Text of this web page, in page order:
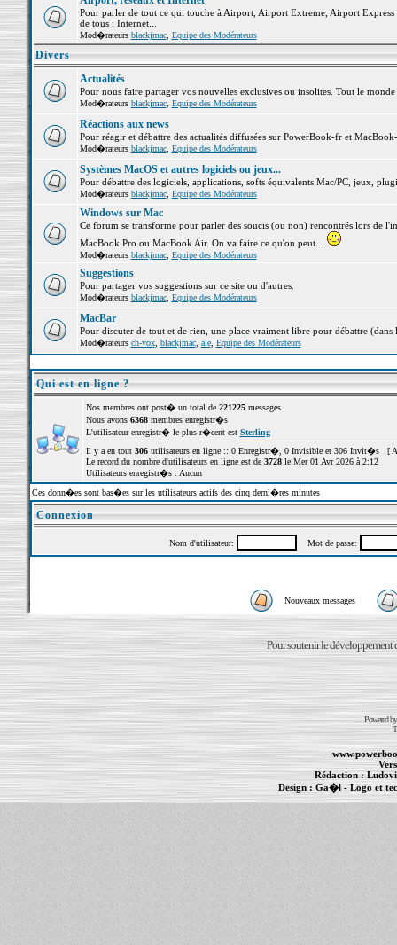
Pour parler de tout ce qui touche à Airport, Airport Extreme, Airport
de tous : Internet...
Mod�rateurs blackjmac, Equipe des Modérateurs
Divers
Actualités
Pour nous faire partager vos nouvelles exclusives ou insolites. Tout le
Mod�rateurs blackjmac, Equipe des Modérateurs
Réactions aux news
Pour réagir et débattre des actualités diffusées sur PowerBook-fr et
Mod�rateurs blackjmac, Equipe des Modérateurs
Systèmes MacOS et autres logiciels ou jeux...
Pour débattre des logiciels, applications, softs équivalents Mac/PC, jeux,
Mod�rateurs blackjmac, Equipe des Modérateurs
Windows sur Mac
Ce forum se transforme pour parler des soucis (ou non) rencontrés lors de
MacBook Pro ou MacBook Air. On va faire ce qu'on peut...
Mod�rateurs blackjmac, Equipe des Modérateurs
Suggestions
Pour partager vos suggestions sur ce site ou d'autres.
Mod�rateurs blackjmac, Equipe des Modérateurs
MacBar
Pour discuter de tout et de rien, une place vraiment libre pour débattre (dans
Mod�rateurs ch-vox, blackjmac, ale, Equipe des Modérateurs
Qui est en ligne ?
Nos membres ont post� un total de 221225messages
Nous avons 6368membres enregistr�s
L'utilisateur enregistr� le plus r�cent est Sterling
Il y a en tout 306utilisateurs en ligne :: 0 Enregistr�, 0 Invisible et 306 Invit�s [
Le record du nombre d'utilisateurs en ligne est de 3728le Mer 01 Avr 2026 à 2:12
Utilisateurs enregistr�s : Aucun
Ces donn�es sont bas�es sur les utilisateurs actifs des cinq derni�res minutes
Connexion
Nom d'utilisateur: Mot de passe:
Nouveaux messages
Pour soutenir le développement
Powered
Rédaction :
Design : Ga�l- Logo et